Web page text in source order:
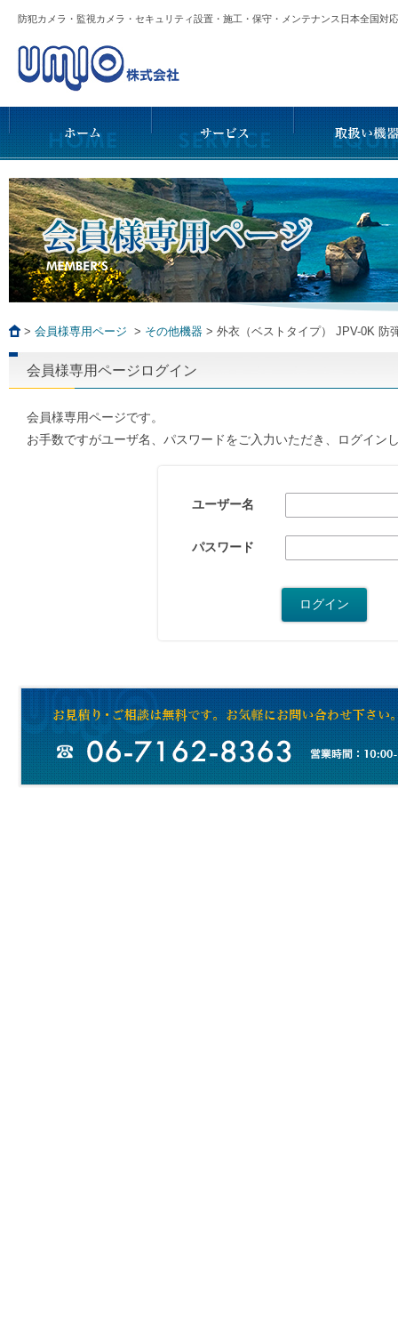
防犯カメラ・監視カメラ・セキュリティ設置・施工・保守・メンテナンス日本全国
> 会員様専用ページ > その他機器 > 外衣（ベストタイプ） JPV-0K 防
会員様専用ページログイン
会員様専用ページです。
お手数ですがユーザ名、パスワードをご入力いただき、ログイン
ユーザー名
パスワード